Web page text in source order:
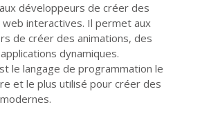
développeurs de créer des
web interactives. Il permet aux
de créer des animations, des
dynamiques.
le langage de programmation le
et le plus utilisé pour créer des